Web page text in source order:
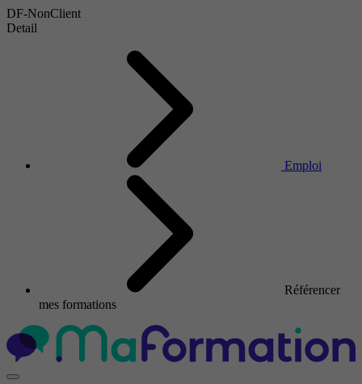
DF-NonClient
Detail
Emploi
Référencer
mes formations